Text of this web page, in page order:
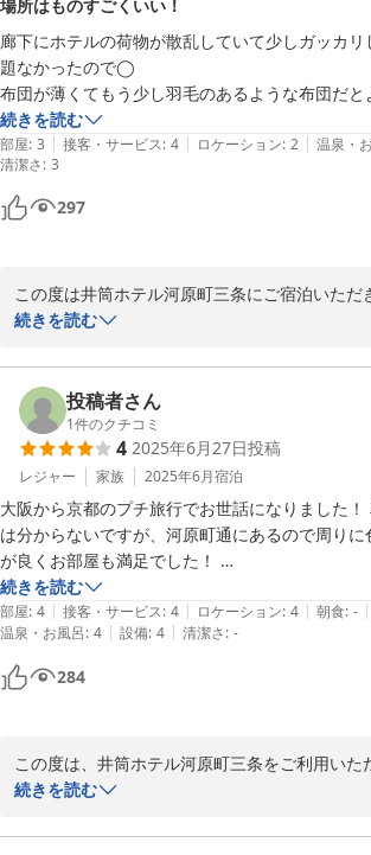
井筒ホテル京都河原町三条
2026-01-18
場所はものすごくいい！
廊下にホテルの荷物が散乱していて少しガッカ
題なかったので◯
布団が薄くてもう少し羽毛のあるような布団だと
続きを読む
部屋: 3 | 接客・サービス: 4 | ロケーション: 2 | 温泉・
清潔さ: 3
297
この度は井筒ホテル河原町三条にご宿泊いただ
誠にありがとうございました。素敵な口コミあ
せてしまい、大変申し訳ございませんでした。
に関するご感想もお知らせいただきありがとう
いたご意見は今後の改善に役立ててまいります。
またのお越しを心よりお待ちしております。
井筒ホテル河原町三条　フロントスタッフ
井筒ホテル京都河原町三条
2025-11-25
続きを読む
投稿者さん
1件のクチコミ
4 2025年6月27日投稿
レジャー 家族 2025年6月宿泊
大阪から京都のプチ旅行でお世話になりました！
は分からないですが、河原町通にあるので周り
が良くお部屋も満足でした！
提携駐車場に停めましたがホームページに載って
くなりましたが、それ以外は満足です！！
続きを読む
部屋: 4 | 接客・サービス: 4 | ロケーション: 4 | 朝食: - |
温泉・お風呂: 4 | 設備: 4 | 清潔さ: -
284
この度は、井筒ホテル河原町三条をご利用いた
うございました。
申し上げます。
続きを読む